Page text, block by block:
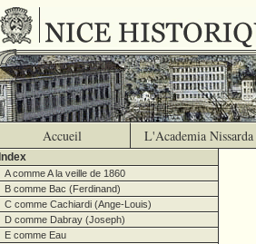
Accueil L'Academia Nissarda
Index
A comme A la veille de 1860
B comme Bac (Ferdinand)
C comme Cachiardi (Ange-Louis)
D comme Dabray (Joseph)
E comme Eau